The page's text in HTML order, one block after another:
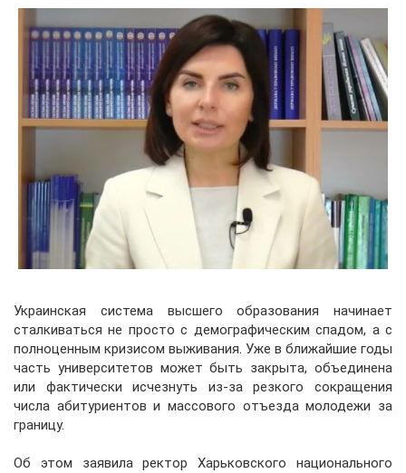
Украинская система высшего образования начинает
сталкиваться не просто с демографическим спадом, а с
полноценным кризисом выживания. Уже в ближайшие годы
часть университетов может быть закрыта, объединена
или фактически исчезнуть из-за резкого сокращения
числа абитуриентов и массового отъезда молодежи за
границу.
Об этом заявила ректор Харьковского национального